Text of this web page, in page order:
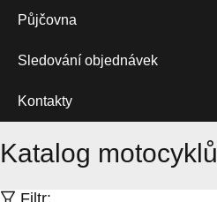
Půjčovna
Sledování objednávek
Kontakty
Katalog motocyklů